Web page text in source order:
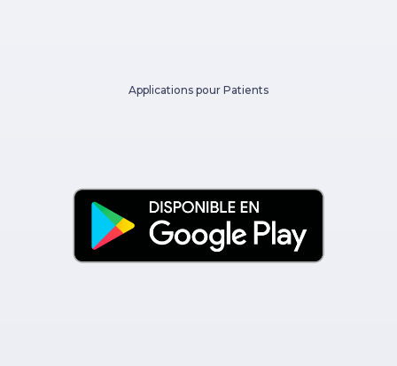
Applications pour Patients